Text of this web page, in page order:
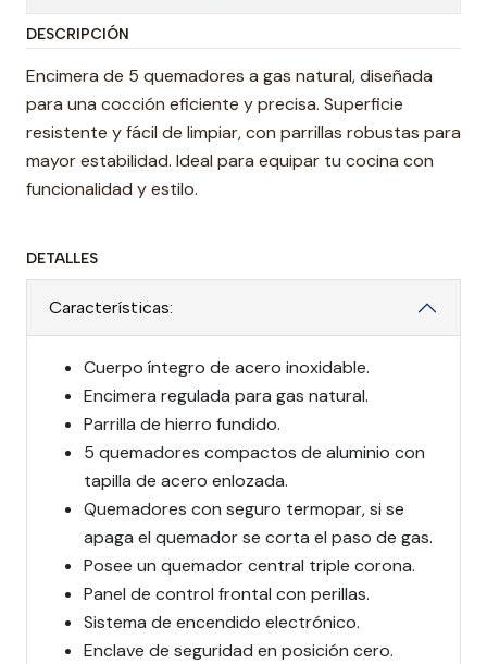
DESCRIPCIÓN
Encimera de 5 quemadores a gas natural, diseñada
para una cocción eficiente y precisa. Superficie
resistente y fácil de limpiar, con parrillas robustas para
mayor estabilidad. Ideal para equipar tu cocina con
funcionalidad y estilo.
DETALLES
Características:
Cuerpo íntegro de acero inoxidable.
Encimera regulada para gas natural.
Parrilla de hierro fundido.
5 quemadores compactos de aluminio con
tapilla de acero enlozada.
Quemadores con seguro termopar, si se
apaga el quemador se corta el paso de gas.
Posee un quemador central triple corona.
Panel de control frontal con perillas.
Sistema de encendido electrónico.
Enclave de seguridad en posición cero.